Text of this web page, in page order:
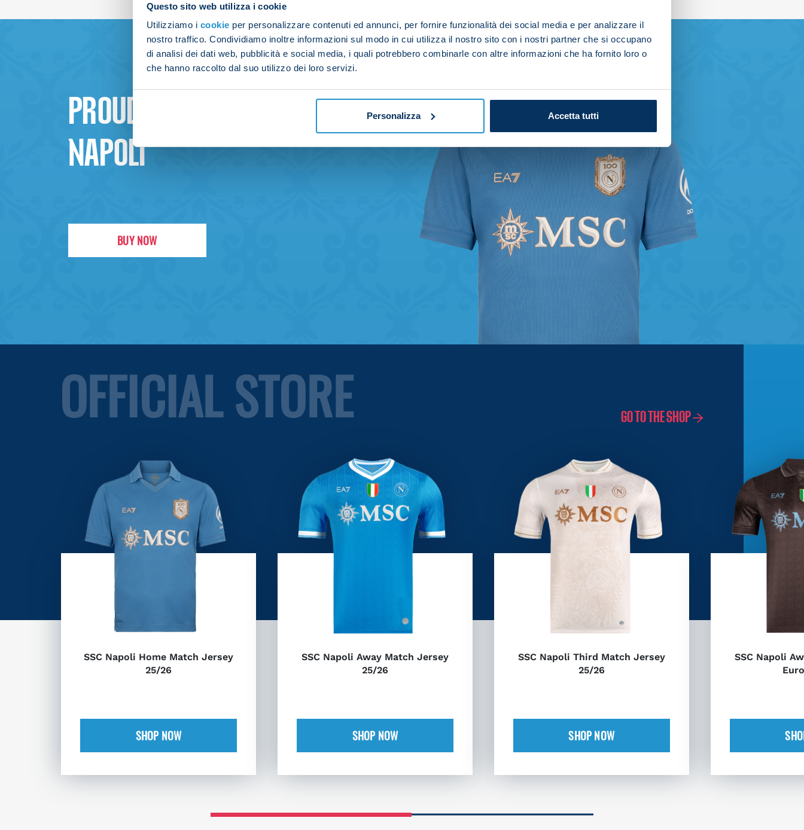
Questo sito web utilizza i cookie
Utilizziamo i cookie per personalizzare contenuti ed annunci, per fornire funzionalità dei social media e per analizzare il
nostro traffico. Condividiamo inoltre informazioni sul modo in cui utilizza il nostro sito con i nostri partner che si occupano
di analisi dei dati web, pubblicità e social media, i quali potrebbero combinarle con altre informazioni che ha fornito loro o
che hanno raccolto dal suo utilizzo dei loro servizi.
Personalizza Accetta tutti
PROUD TO BE
NAPOLI
BUY NOW
OFFICIAL STORE GO TO THE SHOP
SSC Napoli Home Match Jersey
25/26
SHOP NOW
SSC Napoli Away Match Jersey
25/26
SHOP NOW
SSC Napoli Third Match Jersey
25/26
SHOP NOW
SSC Napoli